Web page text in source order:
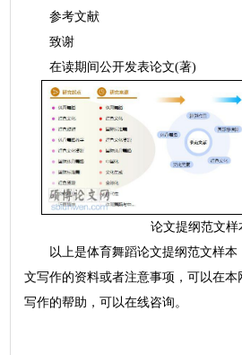
参考文献
致谢
在读期间公开发表论文(著)
论文提纲范文样
以上是体育舞蹈论文提纲范文样本
文写作的资料或者注意事项，可以在
写作的帮助，可以在线咨询。